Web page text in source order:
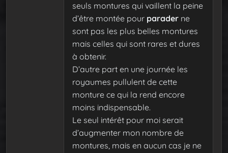
seuls montures qui vaillent la peine
d’être montée pour parader ne
sont pas les plus belles montures
mais celles qui sont rares et dures
à obtenir.
D’autre part en une journée les
royaumes pullulent de cette
monture ce qui la rend encore
moins indispensable.
Le seul intérêt pour moi serait
d’augmenter mon nombre de
montures, mais en aucun cas je ne